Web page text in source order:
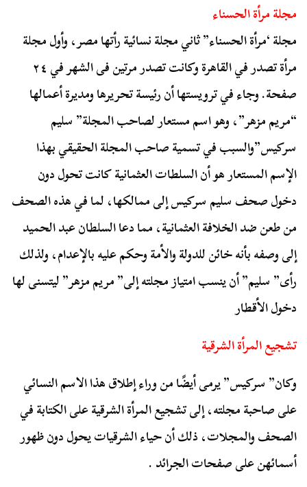
مجلة مرأة الحسناء
مجلة ‘مرأة الحسناء” ثاني مجلة نسائية رأتها مصر، وأول مجلة
مرأة تصدر في القاهرة وكانت تصدر مرتين فى الشهر في ٢٤
صفحة. وجاء في ترويستها أن رئيسة تحريرها ومديرة أعمالها
“مريم مزهر”، وهو اسم مستعار لصاحب المجلة” سليم
سركيس”والسبب في تسمية صاحب المجلة الحقيقي بهذا
الإسم المستعار هو أن السلطات العثمانية كانت تحول دون
دخول صحف سليم سركيس إلى ممالكها، لما في هذه الصحف
من طعن ضد الخلافة العثمانية، مما دعا السلطان عبد الحميد
إلى وصفه بأنه خائن للدولة والأمة وحكم عليه بالإعدام، ولذلك
رأى” سليم” أن ينسب امتياز مجلته إلى” مريم مزهر” ليتسنى لها
دخول الأقطار
تشجيع المرأة الشرقية
وكان” سركيس” يرمى أيضًا من وراء إطلاق هذا الاسم النسائي
على صاحبة مجلته، إلى تشجيع المرأة الشرقية على الكتابة في
الصحف والمجلات، ذلك أن حياء الشرقيات يحول دون ظهور
أسمائهن على صفحات الجرائد .